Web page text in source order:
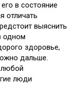
в состояние
отличать
выяснить
одном
здоровье,
дальше.
любой
люди